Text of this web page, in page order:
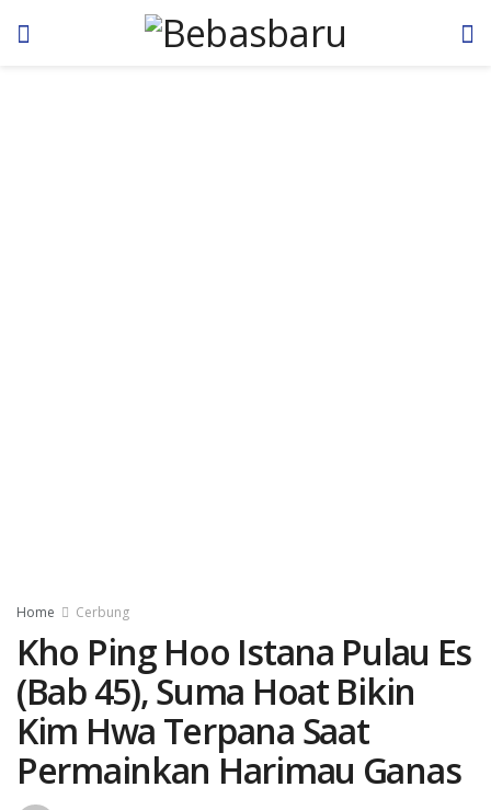
Home Cerbung
Kho Ping Hoo Istana Pulau Es
(Bab 45), Suma Hoat Bikin
Kim Hwa Terpana Saat
Permainkan Harimau Ganas